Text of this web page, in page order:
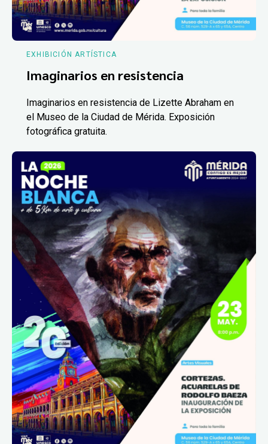
EXHIBICIÓN ARTÍSTICA
Imaginarios en resistencia
Imaginarios en resistencia de Lizette Abraham en
el Museo de la Ciudad de Mérida. Exposición
fotográfica gratuita.